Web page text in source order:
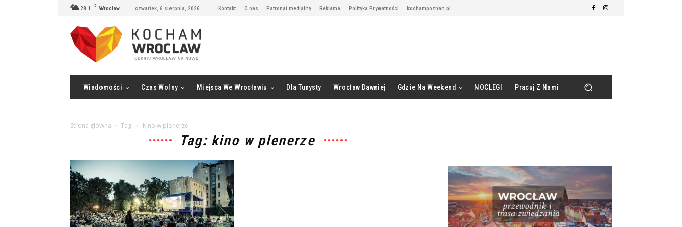
28.1 C Wrocław czwartek, 6 sierpnia, 2026 Kontakt O nas Patronat medialny Reklama Polityka Prywatności kochampoznan.pl
Wiadomości Czas Wolny Miejsca We Wrocławiu Dla Turysty Wrocław Dawniej Gdzie Na Weekend NOCLEGI Pracuj Z Nami
Strona główna Tagi Kino w plenerze
Tag: kino w plenerze